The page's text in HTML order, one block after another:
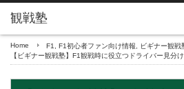
Home F1 F1初心者ファン向け情報
ビギナー観戦
【ビギナー観戦塾】F1観戦時に役立つドライバー見分